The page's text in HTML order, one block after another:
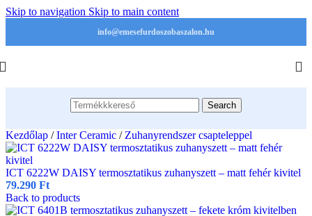
Skip to navigation Skip to main content
info@emesefurdoszobaszalon.hu
Search
Kezdőlap / Inter Ceramic / Zuhanyrendszer csapteleppel
ICT 6222W DAISY termosztatikus zuhanyszett – matt fehér kivitel
79.290 Ft
Back to products